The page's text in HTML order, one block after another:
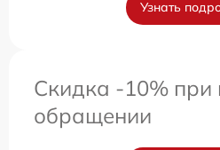
Узнать
Скидка -10% при
обращении